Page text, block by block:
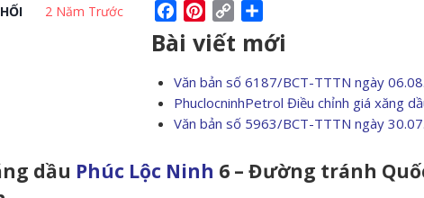
2 Năm Trước FacebookPinterest
Copy
Bài viết mới
Văn bản số 6187/BCT-TTTN ngày
PhuclocninhPetrol Điều chỉnh giá xăng
Văn bản số 5963/BCT-TTTN ngày
dầu Phúc Lộc Ninh 6 – Đường tránh